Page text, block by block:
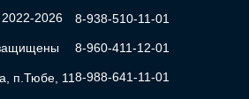
2026
п.Тюбе, 11
8-938-510-11-01
8-960-411-12-01
8-988-641-11-01